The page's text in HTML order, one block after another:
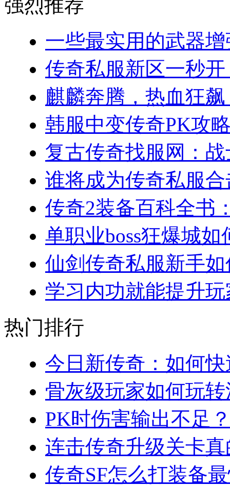
强烈推荐
一些最实用的武器
传奇私服新区一秒开
麒麟奔腾，热血狂
韩服中变传奇PK攻
复古传奇找服网：
谁将成为传奇私服
传奇2装备百科全书
单职业boss狂爆城
仙剑传奇私服新手
学习内功就能提升
热门排行
今日新传奇：如何
骨灰级玩家如何玩
PK时伤害输出不足
连击传奇升级关卡
传奇SF怎么打装备